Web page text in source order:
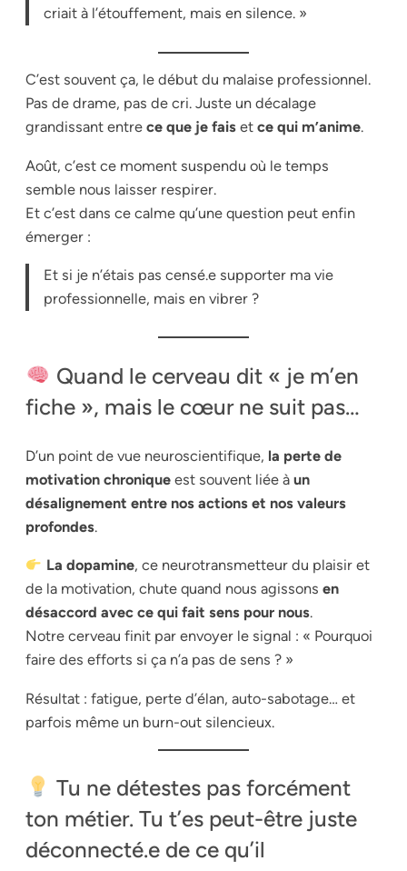
criait à l’étouffement, mais en silence. »
C’est souvent ça, le début du malaise professionnel.
Pas de drame, pas de cri. Juste un décalage
grandissant entre ce que je fais et ce qui m’anime.
Août, c’est ce moment suspendu où le temps
semble nous laisser respirer.
Et c’est dans ce calme qu’une question peut enfin
émerger :
Et si je n’étais pas censé.e supporter ma vie
professionnelle, mais en vibrer ?
Quand le cerveau dit « je m’en
fiche », mais le cœur ne suit pas…
D’un point de vue neuroscientifique, la perte de
motivation chronique est souvent liée à un
désalignement entre nos actions et nos valeurs
profondes.
La dopamine, ce neurotransmetteur du plaisir et
de la motivation, chute quand nous agissons en
désaccord avec ce qui fait sens pour nous.
Notre cerveau finit par envoyer le signal : « Pourquoi
faire des efforts si ça n’a pas de sens ? »
Résultat : fatigue, perte d’élan, auto-sabotage… et
parfois même un burn-out silencieux.
Tu ne détestes pas forcément
ton métier. Tu t’es peut-être juste
déconnecté.e de ce qu’il